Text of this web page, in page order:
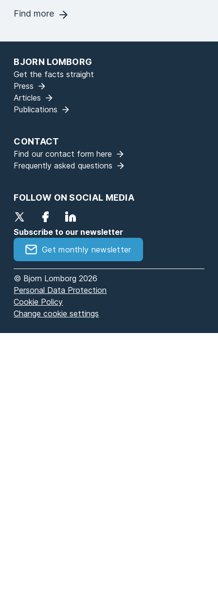
Find more
BJORN LOMBORG
Get the facts straight
Press
Articles
Publications
CONTACT
Find our contact form here
Frequently asked questions
FOLLOW ON SOCIAL MEDIA
Subscribe to our newsletter
Get monthly newsletter
© Bjorn Lomborg 2026
Personal Data Protection
Cookie Policy
Change cookie settings